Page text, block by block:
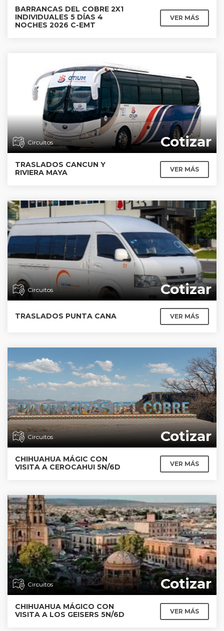
BARRANCAS DEL COBRE 2X1
INDIVIDUALES 5 DÍAS 4
NOCHES 2026 C-EMT
VER MÁS
Circuitos Cotizar
TRASLADOS CANCUN Y
RIVIERA MAYA
VER MÁS
Circuitos Cotizar
TRASLADOS PUNTA CANA VER MÁS
Circuitos Cotizar
CHIHUAHUA MÁGIC CON
VISITA A CEROCAHUI 5N/6D
VER MÁS
Circuitos Cotizar
CHIHUAHUA MÁGICO CON
VISITA A LOS GEISERS 5N/6D
VER MÁS